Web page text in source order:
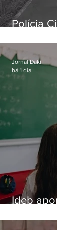
Polícia
Ideb
Jornal Daki
há 1 dia